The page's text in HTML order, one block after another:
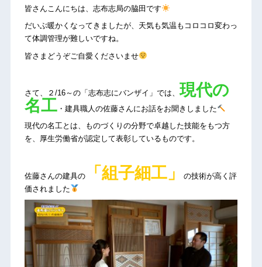
皆さんこんにちは、志布志局の脇田です
だいぶ暖かくなってきましたが、天気も気温もコロコロ変わっ
て体調管理が難しいですね。
皆さまどうぞご自愛くださいませ
さて、２/16～の「志布志にバンザイ」では、現代の
名工・建具職人の佐藤さんにお話をお聞きしました
現代の名工とは、ものづくりの分野で卓越した技能をもつ方
を、厚生労働省が認定して表彰しているものです。
佐藤さんの建具の「組子細工」
の技術が高く評
価されました